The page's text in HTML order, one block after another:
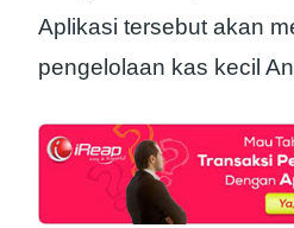
Aplikasi tersebut akan
pengelolaan kas kecil